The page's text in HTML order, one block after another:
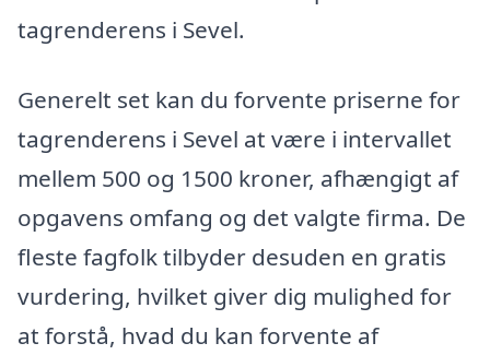
tagrenderens i Sevel.
Generelt set kan du forvente priserne for
tagrenderens i Sevel at være i intervallet
mellem 500 og 1500 kroner, afhængigt af
opgavens omfang og det valgte firma. De
fleste fagfolk tilbyder desuden en gratis
vurdering, hvilket giver dig mulighed for
at forstå, hvad du kan forvente af